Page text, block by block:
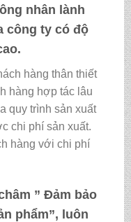
nhân lành
công ty có độ
hàng thân thiết
hàng hợp tác lâu
quy trình sản xuất
chi phí sản xuất.
hàng với chi phí
” Đảm bảo
phẩm”, luôn